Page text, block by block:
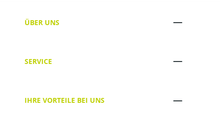
ÜBER UNS
SERVICE
IHRE VORTEILE BEI UNS